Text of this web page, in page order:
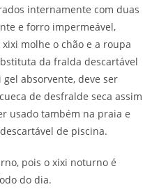
internamente com duas
e forro impermeável,
molhe o chão e a roupa
da fralda descartável
absorvente, deve ser
de desfralde seca assim
usado também na praia e
de piscina.
pois o xixi noturno é
do dia.